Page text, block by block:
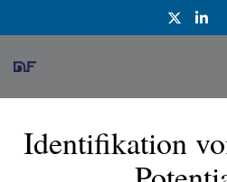
Identifikation